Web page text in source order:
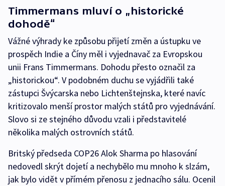
Timmermans mluví o „historické
dohodě“
Vážné výhrady ke způsobu přijetí změn a ústupku ve
prospěch Indie a Číny měl i vyjednavač za Evropskou
unii Frans Timmermans. Dohodu přesto označil za
„historickou“. V podobném duchu se vyjádřili také
zástupci Švýcarska nebo Lichtenštejnska, které navíc
kritizovalo menší prostor malých států pro vyjednávání.
Slovo si ze stejného důvodu vzali i představitelé
několika malých ostrovních států.
Britský předseda COP26 Alok Sharma po hlasování
nedovedl skrýt dojetí a nechybělo mu mnoho k slzám,
jak bylo vidět v přímém přenosu z jednacího sálu. Ocenil